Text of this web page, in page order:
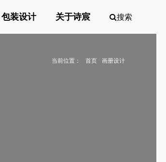
包装设计 关于诗宸 搜索
当前位置： 首页
画册设计